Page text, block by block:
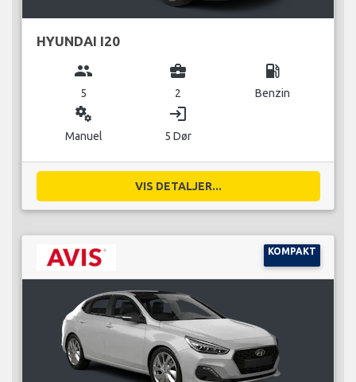
HYUNDAI I20
group
5
business_center
2
local_gas_station
Benzin
miscellaneous_services
Manuel
login
5 Dør
VIS DETALJER...
KOMPAKT